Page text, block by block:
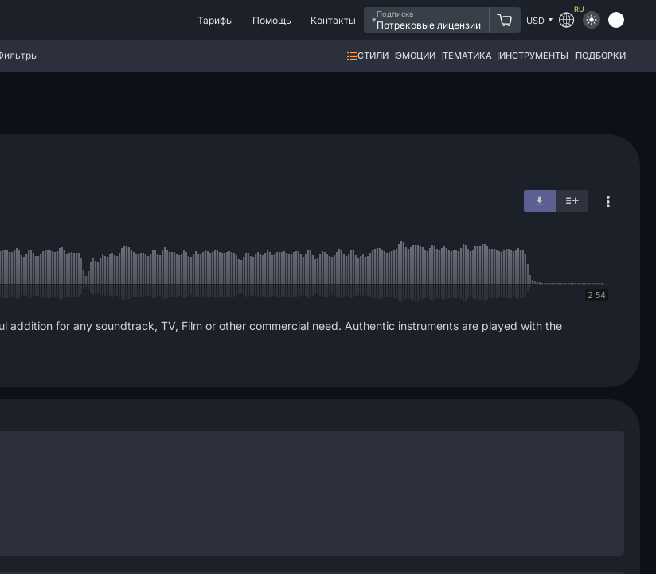
Тарифы Помощь Контакты
Подписка
Потрековые лицензии USD
RU
СТИЛИ ЭМОЦИИ ТЕМАТИКА ИНСТРУМЕНТЫ ПОДБОРКИ
2:54
addition for any soundtrack, TV, Film or other commercial need. Authentic instruments are played with the